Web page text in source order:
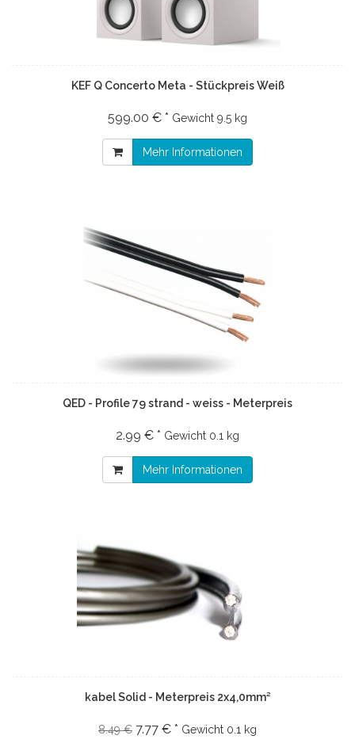
KEF Q Concerto Meta - Stückpreis Weiß
599.00 € * Gewicht 9.5 kg
Mehr Informationen
QED - Profile 79 strand - weiss - Meterpreis
2.99 € * Gewicht 0.1 kg
Mehr Informationen
kabel Solid - Meterpreis 2x4,0mm²
8.49 € 7.77 € * Gewicht 0.1 kg